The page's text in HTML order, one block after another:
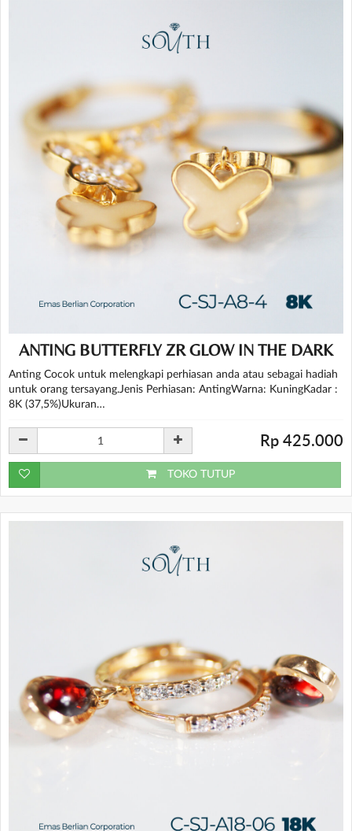
ANTING BUTTERFLY ZR GLOW IN THE DARK
Anting Cocok untuk melengkapi perhiasan anda atau sebagai hadiah
untuk orang tersayang.Jenis Perhiasan: AntingWarna: KuningKadar :
8K (37,5%)Ukuran…
Rp 425.000
TOKO TUTUP